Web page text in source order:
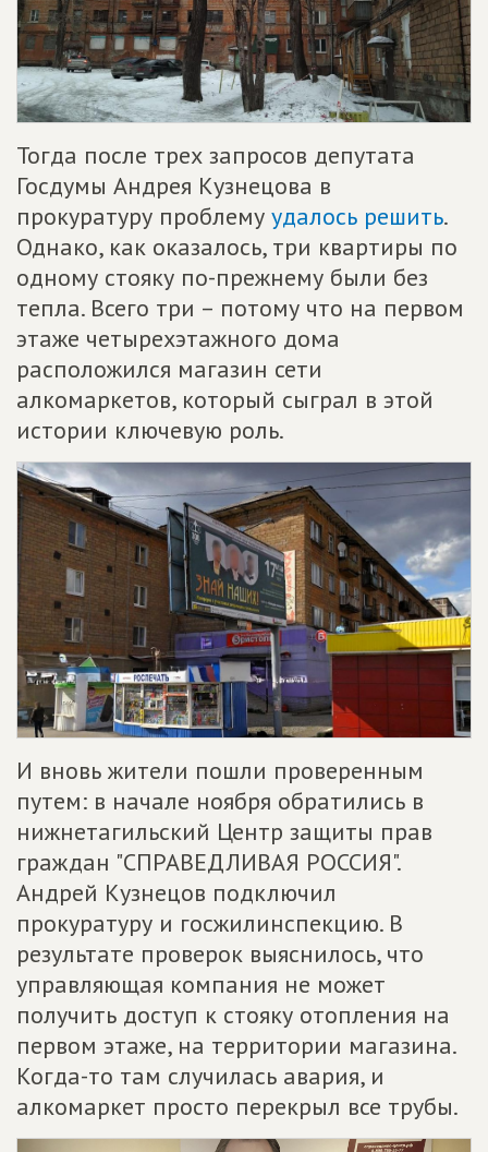
Тогда после трех запросов депутата
Госдумы Андрея Кузнецова в
прокуратуру проблему удалось решить.
Однако, как оказалось, три квартиры по
одному стояку по-прежнему были без
тепла. Всего три – потому что на первом
этаже четырехэтажного дома
расположился магазин сети
алкомаркетов, который сыграл в этой
истории ключевую роль.
И вновь жители пошли проверенным
путем: в начале ноября обратились в
нижнетагильский Центр защиты прав
граждан "СПРАВЕДЛИВАЯ РОССИЯ".
Андрей Кузнецов подключил
прокуратуру и госжилинспекцию. В
результате проверок выяснилось, что
управляющая компания не может
получить доступ к стояку отопления на
первом этаже, на территории магазина.
Когда-то там случилась авария, и
алкомаркет просто перекрыл все трубы.